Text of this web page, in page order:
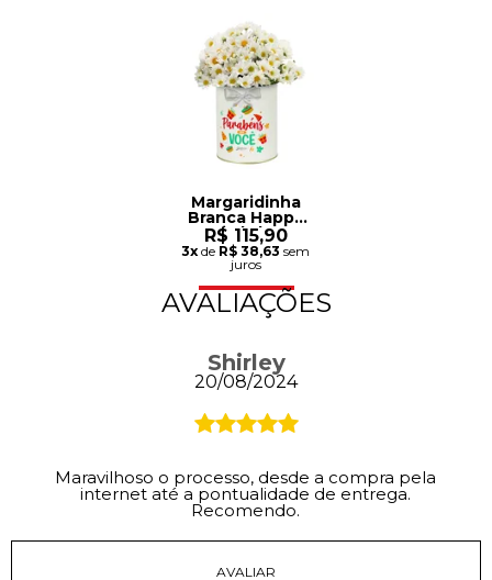
Margaridinha
Branca Happy
Birthday
R$ 115,90
3xde R$ 38,63 sem
juros
AVALIAÇÕES
Shirley
20/08/2024
Maravilhoso o processo, desde a compra pela
internet até a pontualidade de entrega.
Recomendo.